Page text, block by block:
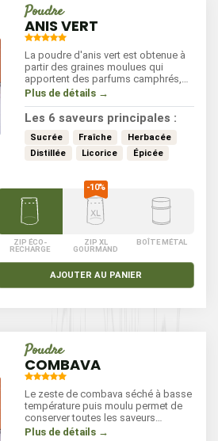
Poudre
ANIS VERT
La poudre d'anis vert est obtenue à
partir des graines moulues qui
apportent des parfums camphrés,
doux et frais. Il s'utilise
dans la composition des tisanes et
des liqueurs anisées. Il est
également apprécié avec les
poissons et les légumes, cuits ou en
salade. Il s'incorpore à tout moment
Plus de détails →
Les 6 saveurs principales :
Sucrée Fraîche
Herbacée
Distillée
Licorice Épicée
ZIP ÉCO-
RECHARGE
ZIP XL
GOURMAND
BOÎTE MÉTAL
AJOUTER AU PANIER
Poudre
COMBAVA
Le zeste de combava séché à basse
température puis moulu permet de
conserver toutes les saveurs
gustatives de ce citron vert tropical
Plus de détails →